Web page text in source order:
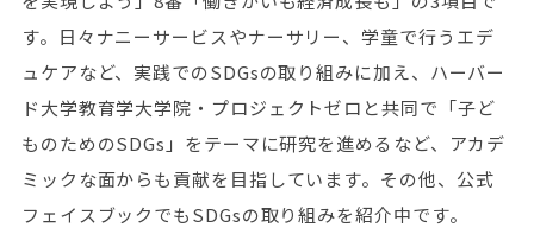
す。日々ナニーサービスやナーサリー、学童で行うエデ
ュケアなど、実践でのSDGsの取り組みに加え、ハーバー
ド大学教育学大学院・プロジェクトゼロと共同で「子ど
ものためのSDGs」をテーマに研究を進めるなど、アカデ
ミックな面からも貢献を目指しています。その他、公式
フェイスブックでもSDGsの取り組みを紹介中です。